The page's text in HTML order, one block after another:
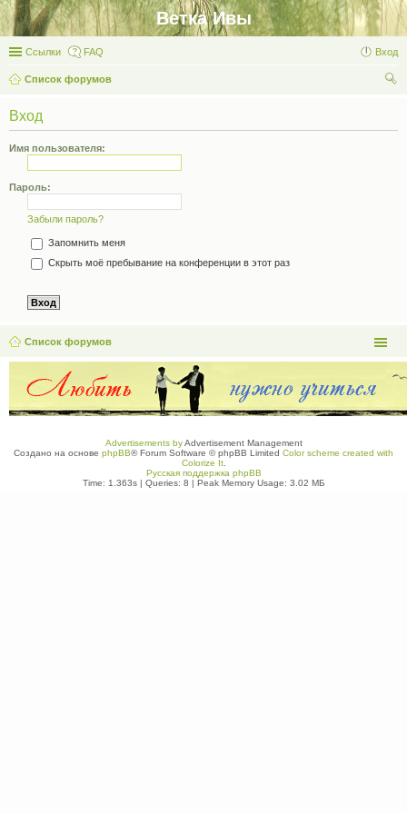
Ветка Ивы
Ссылки FAQ Вход
Список форумов
Вход
Имя пользователя:
Пароль:
Забыли пароль?
Запомнить меня
Скрыть моё пребывание на конференции в этот раз
Список форумов
Advertisements byAdvertisement Management
Создано на основе phpBB® Forum Software © phpBB Limited Color scheme created with
Colorize It.
Русская поддержка phpBB
Time: 1.363s| Queries: 8 | Peak Memory Usage: 3.02 МБ